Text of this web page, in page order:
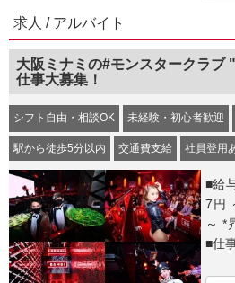
求人 / アルバイト
大阪ミナミの#モンスタークラ
仕事大募集！
シフト自由・相談OK 未経験・初心者歓迎
駅から徒歩5分以内 交通費支給 社員登用
■給与 時給（アルバイト
7円 ～ 月給（準社員）
～ *昇給あ